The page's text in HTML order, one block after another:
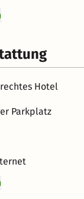
Hotel
Parkplatz